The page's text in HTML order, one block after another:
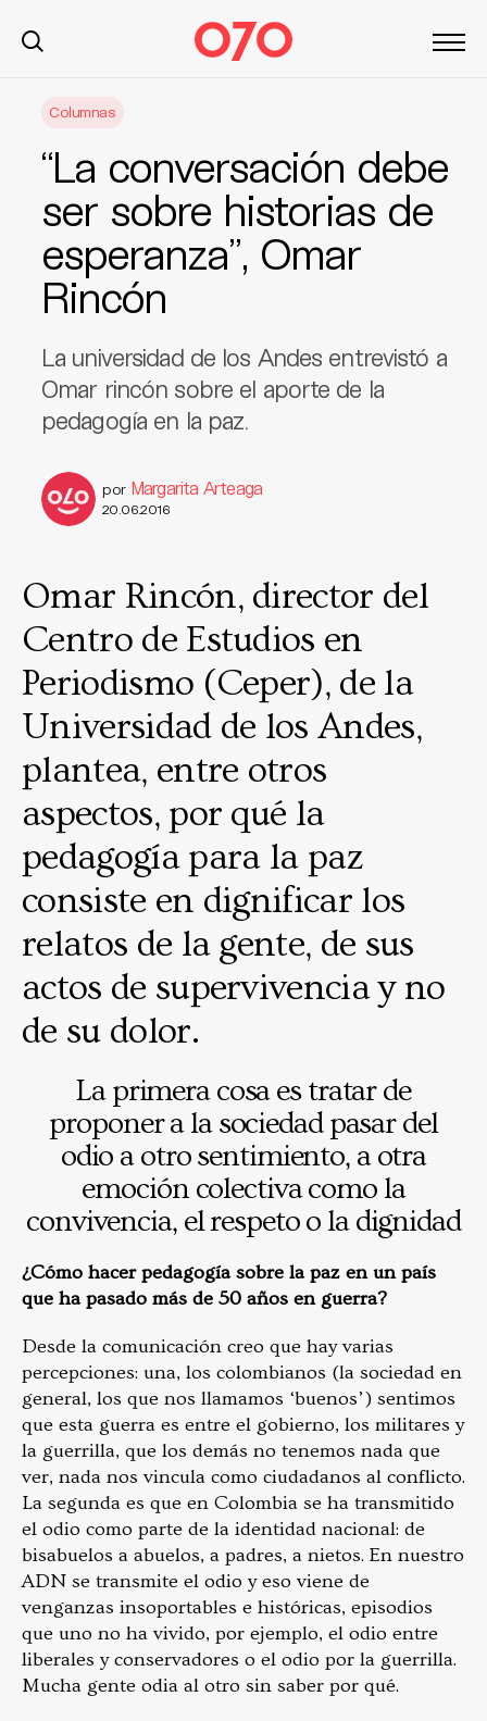
Columnas
“La conversación debe
ser sobre historias de
esperanza”, Omar
Rincón
La universidad de los Andes entrevistó a
Omar rincón sobre el aporte de la
pedagogía en la paz.
por Margarita Arteaga
20.06.2016
Omar Rincón, director del
Centro de Estudios en
Periodismo (Ceper), de la
Universidad de los Andes,
plantea, entre otros
aspectos, por qué la
pedagogía para la paz
consiste en dignificar los
relatos de la gente, de sus
actos de supervivencia y no
de su dolor.
La primera cosa es tratar de
proponer a la sociedad pasar del
odio a otro sentimiento, a otra
emoción colectiva como la
convivencia, el respeto o la dignidad
¿Cómo hacer pedagogía sobre la paz en un país
que ha pasado más de 50 años en guerra?
Desde la comunicación creo que hay varias
percepciones: una, los colombianos (la sociedad en
general, los que nos llamamos ‘buenos’) sentimos
que esta guerra es entre el gobierno, los militares y
la guerrilla, que los demás no tenemos nada que
ver, nada nos vincula como ciudadanos al conflicto.
La segunda es que en Colombia se ha transmitido
el odio como parte de la identidad nacional: de
bisabuelos a abuelos, a padres, a nietos. En nuestro
ADN se transmite el odio y eso viene de
venganzas insoportables e históricas, episodios
que uno no ha vivido, por ejemplo, el odio entre
liberales y conservadores o el odio por la guerrilla.
Mucha gente odia al otro sin saber por qué.